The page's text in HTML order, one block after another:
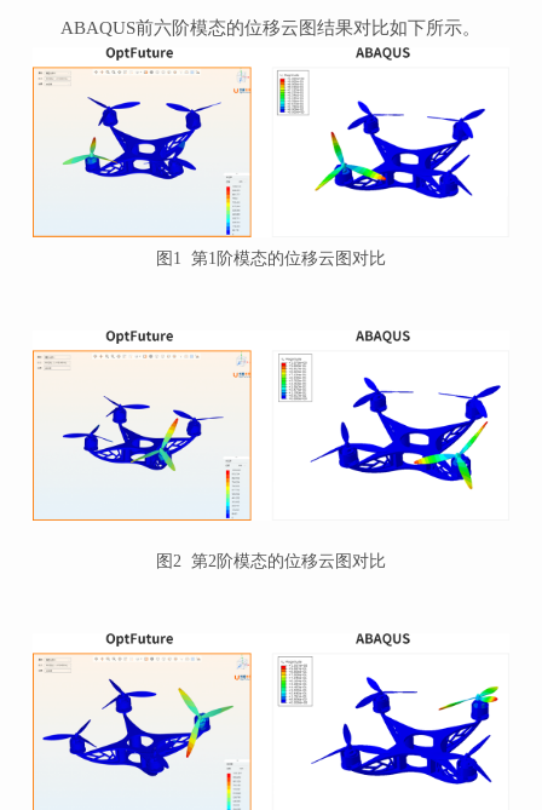
ABAQUS前六阶模态的位移云图结果对比如下所示。
图1 第1阶模态的位移云图对比
图2 第2阶模态的位移云图对比